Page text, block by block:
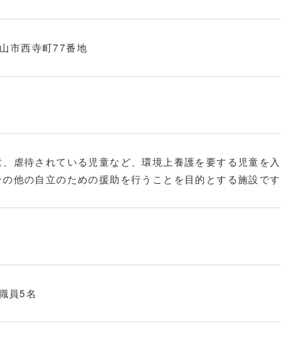
市西寺町77番地
虐待されている児童など、環境上養護を要する児童を
他の自立のための援助を行うことを目的とする施設です
員5名